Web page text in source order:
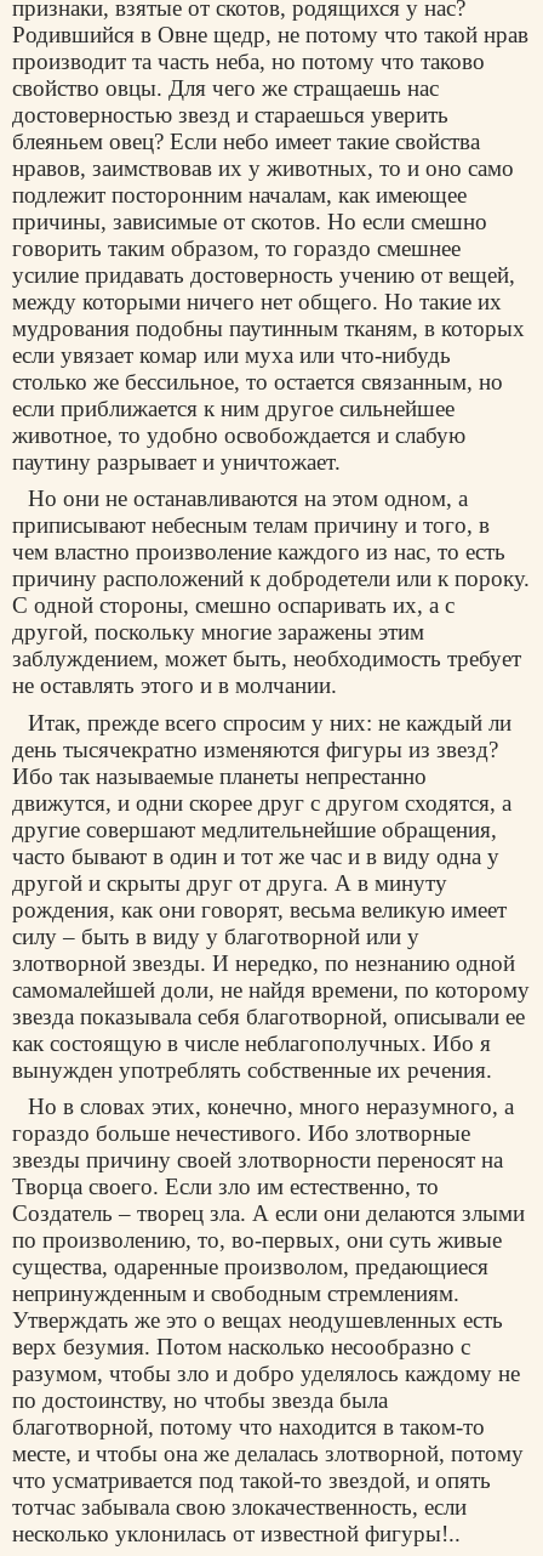
признаки, взятые от скотов, родящихся у нас?
Родившийся в Овне щедр, не потому что такой нрав
производит та часть неба, но потому что таково
свойство овцы. Для чего же стращаешь нас
достоверностью звезд и стараешься уверить
блеяньем овец? Если небо имеет такие свойства
нравов, заимствовав их у животных, то и оно само
подлежит посторонним началам, как имеющее
причины, зависимые от скотов. Но если смешно
говорить таким образом, то гораздо смешнее
усилие придавать достоверность учению от вещей,
между которыми ничего нет общего. Но такие их
мудрования подобны паутинным тканям, в которых
если увязает комар или муха или что-нибудь
столько же бессильное, то остается связанным, но
если приближается к ним другое сильнейшее
животное, то удобно освобождается и слабую
паутину разрывает и уничтожает.
Но они не останавливаются на этом одном, а
приписывают небесным телам причину и того, в
чем властно произволение каждого из нас, то есть
причину расположений к добродетели или к пороку.
С одной стороны, смешно оспаривать их, а с
другой, поскольку многие заражены этим
заблуждением, может быть, необходимость требует
не оставлять этого и в молчании.
Итак, прежде всего спросим у них: не каждый ли
день тысячекратно изменяются фигуры из звезд?
Ибо так называемые планеты непрестанно
движутся, и одни скорее друг с другом сходятся, а
другие совершают медлительнейшие обращения,
часто бывают в один и тот же час и в виду одна у
другой и скрыты друг от друга. А в минуту
рождения, как они говорят, весьма великую имеет
силу – быть в виду у благотворной или у
злотворной звезды. И нередко, по незнанию одной
самомалейшей доли, не найдя времени, по которому
звезда показывала себя благотворной, описывали ее
как состоящую в числе неблагополучных. Ибо я
вынужден употреблять собственные их речения.
Но в словах этих, конечно, много неразумного, а
гораздо больше нечестивого. Ибо злотворные
звезды причину своей злотворности переносят на
Творца своего. Если зло им естественно, то
Создатель – творец зла. А если они делаются злыми
по произволению, то, во-первых, они суть живые
существа, одаренные произволом, предающиеся
непринужденным и свободным стремлениям.
Утверждать же это о вещах неодушевленных есть
верх безумия. Потом насколько несообразно с
разумом, чтобы зло и добро уделялось каждому не
по достоинству, но чтобы звезда была
благотворной, потому что находится в таком-то
месте, и чтобы она же делалась злотворной, потому
что усматривается под такой-то звездой, и опять
тотчас забывала свою злокачественность, если
несколько уклонилась от известной фигуры!..